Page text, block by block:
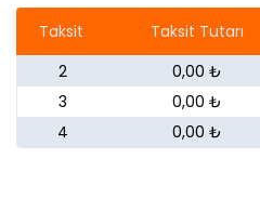
Taksit Taksit Tutarı
2
0,00 ₺
3
0,00 ₺
4
0,00 ₺